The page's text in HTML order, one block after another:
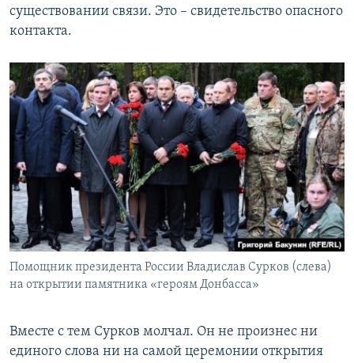
существовании связи. Это – свидетельство опасного
контакта.
Помощник президента России Владислав Сурков (слева)
на открытии памятника «героям Донбасса»
​Вместе с тем Сурков молчал. Он не произнес ни
единого слова ни на самой церемонии открытия